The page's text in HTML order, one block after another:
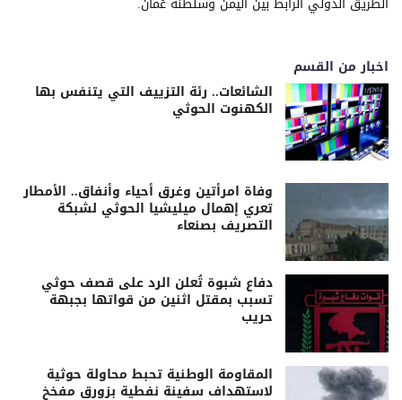
اخبار من القسم
الشائعات.. رئة التزييف التي يتنفس بها
الكهنوت الحوثي
وفاة امرأتين وغرق أحياء وأنفاق.. الأمطار
تعري إهمال ميليشيا الحوثي لشبكة
التصريف بصنعاء
دفاع شبوة تُعلن الرد على قصف حوثي
تسبب بمقتل اثنين من قواتها بجبهة
حريب
المقاومة الوطنية تحبط محاولة حوثية
لاستهداف سفينة نفطية بزورق مفخخ